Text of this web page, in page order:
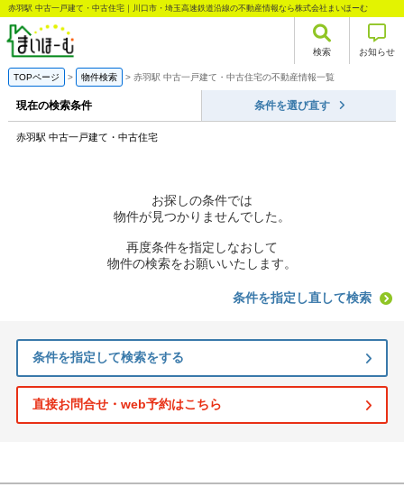
赤羽駅 中古一戸建て・中古住宅｜川口市・埼玉高速鉄道沿線の不動産情報なら株式会社まいほーむ
検索 お知らせ
TOPページ 物件検索 赤羽駅 中古一戸建て・中古住宅の不動産情報一覧
現在の検索条件 条件を選び直す
赤羽駅 中古一戸建て・中古住宅
お探しの条件では
物件が見つかりませんでした。
再度条件を指定しなおして
物件の検索をお願いいたします。
条件を指定し直して検索
条件を指定して検索をする
直接お問合せ・web予約はこちら